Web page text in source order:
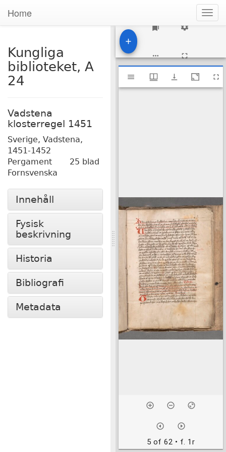
Home
Kungliga
biblioteket, A
24
Vadstena
klosterregel 1451
Sverige, Vadstena,
1451-1452
Pergament
25 blad
Fornsvenska
Innehåll
Fysisk
beskrivning
Historia
Bibliografi
Metadata
Mirador
viewer
5 of 62 • f. 1r
Kungliga biblioteket, A 24